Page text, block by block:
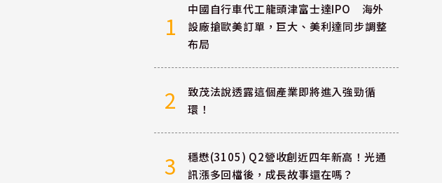
1
中國自行車代工龍頭津富士達IPO 海外
設廠搶歐美訂單，巨大、美利達同步調整
布局
2
致茂法說透露這個產業即將進入強勁循
環！
3
穩懋(3105) Q2營收創近四年新高！光通
訊漲多回檔後，成長故事還在嗎？